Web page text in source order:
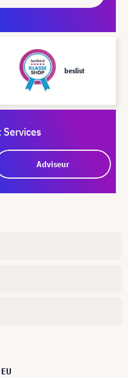
beslist
Adviseur